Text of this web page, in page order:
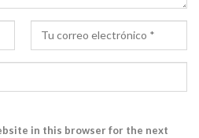
in this browser for the next